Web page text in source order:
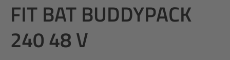
FIT BAT BUDDYPACK
240 48 V